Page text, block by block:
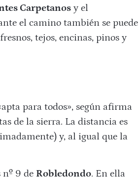
Carpetanosy el
el camino también se puede
tejos, encinas, pinos y
para todos», según afirma
de la sierra. La distancia es
y, al igual que la
9 de Robledondo. En ella